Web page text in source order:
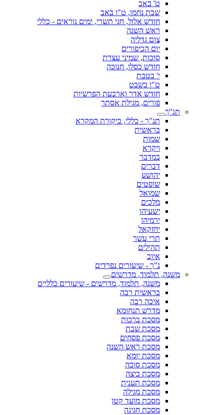
ט' באב
שבת נחמו, ט"ו באב
חודש אלול, חגי תשרי, ימים נוראים - כללי
ראש השנה
צום גדליה
יום הכיפורים
סוכות, שמיני עצרת
חודש כסלו, חנוכה
י' בטבת
ט"ו בשבט
חודש אדר וארבעת הפרשיות
פורים, מגילת אסתר
תנ"ך
תנ"ך - כללי, ביקורת המקרא
בראשית
שמות
ויקרא
במדבר
דברים
יהושע
שופטים
שמואל
מלכים
ישעיהו
ירמיהו
יחזקאל
תרי עשר
תהילים
איוב
נ"ך - שיעורים נפרדים
משנה, תלמוד, מדרשים
משנה, תלמוד, מדרשים - שיעורים כלליים
בראשית רבה
איכה רבה
מדרש תנחומא
מסכת ברכות
מסכת שבת
מסכת פסחים
מסכת ראש השנה
מסכת יומא
מסכת סוכה
מסכת ביצה
מסכת תענית
מסכת מגילה
מסכת מועד קטן
מסכת חגיגה